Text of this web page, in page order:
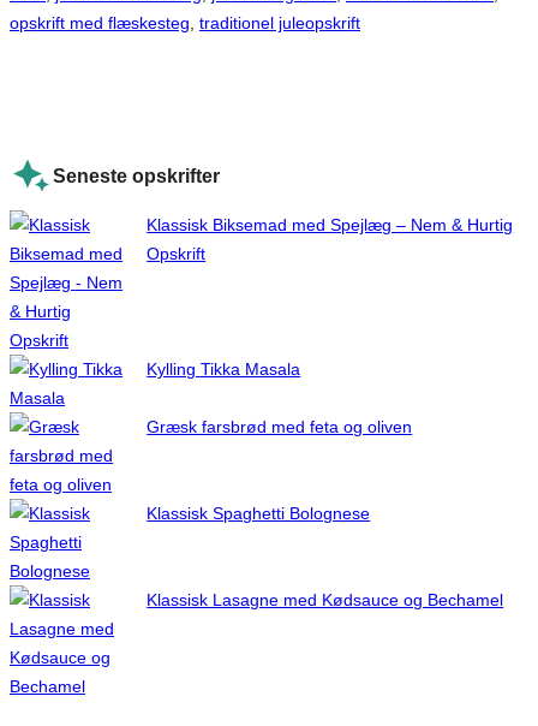
opskrift med flæskesteg traditionel juleopskrift
Seneste opskrifter
Klassisk Biksemad med Spejlæg – Nem & Hurtig
Opskrift
Kylling Tikka Masala
Græsk farsbrød med feta og oliven
Klassisk Spaghetti Bolognese
Klassisk Lasagne med Kødsauce og Bechamel